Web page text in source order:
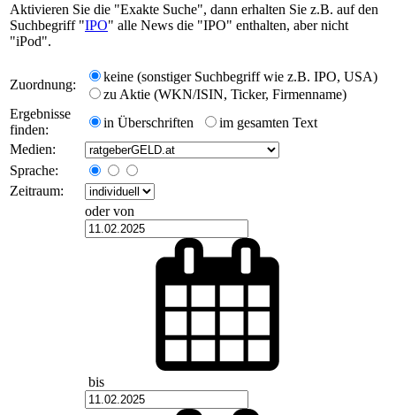
Aktivieren Sie die "Exakte Suche", dann erhalten Sie z.B. auf den
Suchbegriff "IPO" alle News die "IPO" enthalten, aber nicht
"iPod".
Zuordnung:
keine (sonstiger Suchbegriff wie z.B. IPO, USA)
zu Aktie (WKN/ISIN, Ticker, Firmenname)
Ergebnisse
finden:
in Überschriften
im gesamten Text
Medien:
Sprache:
Zeitraum:
oder von
bis